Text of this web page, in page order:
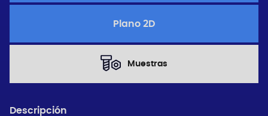
Plano 2D
Muestras
Descripción